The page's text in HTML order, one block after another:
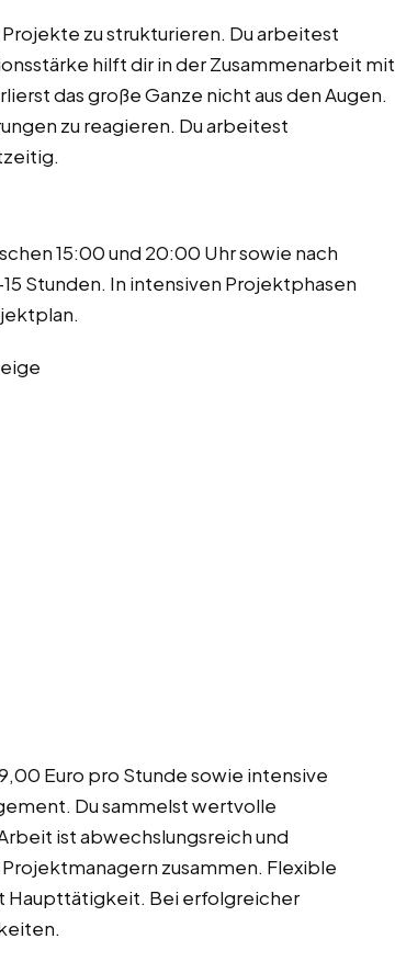
zu strukturieren. Du arbeitest
hilft dir in der Zusammenarbeit mit
das große Ganze nicht aus den Augen.
zu reagieren. Du arbeitest
15:00 und 20:00 Uhr sowie nach
Stunden. In intensiven Projektphasen
Euro pro Stunde sowie intensive
Du sammelst wertvolle
ist abwechslungsreich und
zusammen. Flexible
Haupttätigkeit. Bei erfolgreicher